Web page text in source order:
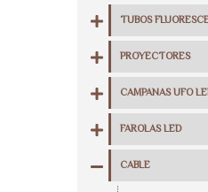
TUBOS
PROYECTORES
CAMPANAS UFO
FAROLAS LED
CABLE